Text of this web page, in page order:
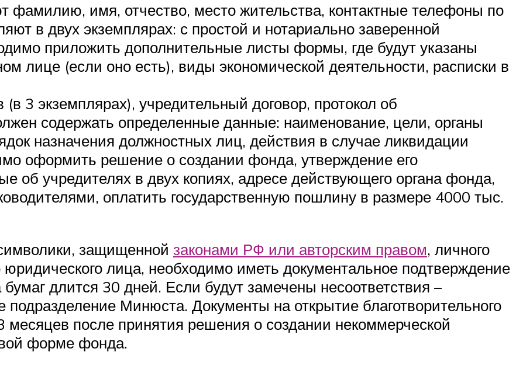
фамилию, имя, отчество, место жительства, контактные телефоны по
в двух экземплярах: с простой и нотариально заверенной
приложить дополнительные листы формы, где будут указаны
лице (если оно есть), виды экономической деятельности, расписки в
3 экземплярах), учредительный договор, протокол об
содержать определенные данные: наименование, цели, органы
назначения должностных лиц, действия в случае ликвидации
оформить решение о создании фонда, утверждение его
об учредителях в двух копиях, адресе действующего органа фонда,
оплатить государственную пошлину в размере 4000 тыс.
защищенной законами РФ или авторским правом, личного
лица, необходимо иметь документальное подтверждение
длится 30 дней. Если будут замечены несоответствия –
подразделение Минюста. Документы на открытие благотворительного
после принятия решения о создании некоммерческой
форме фонда.